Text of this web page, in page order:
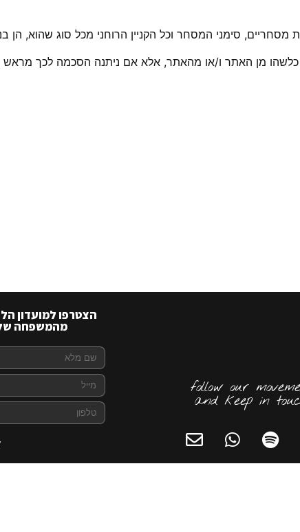
מסחריים, סימני המסחר וכל הקניין הרוחני מכל סוג שהוא,
מן האתר ו/או מהאתר, אלא אם ניתנה הסכמה לכך
follow our
and keep in
הצטרפו למועדון
מהמשפחה